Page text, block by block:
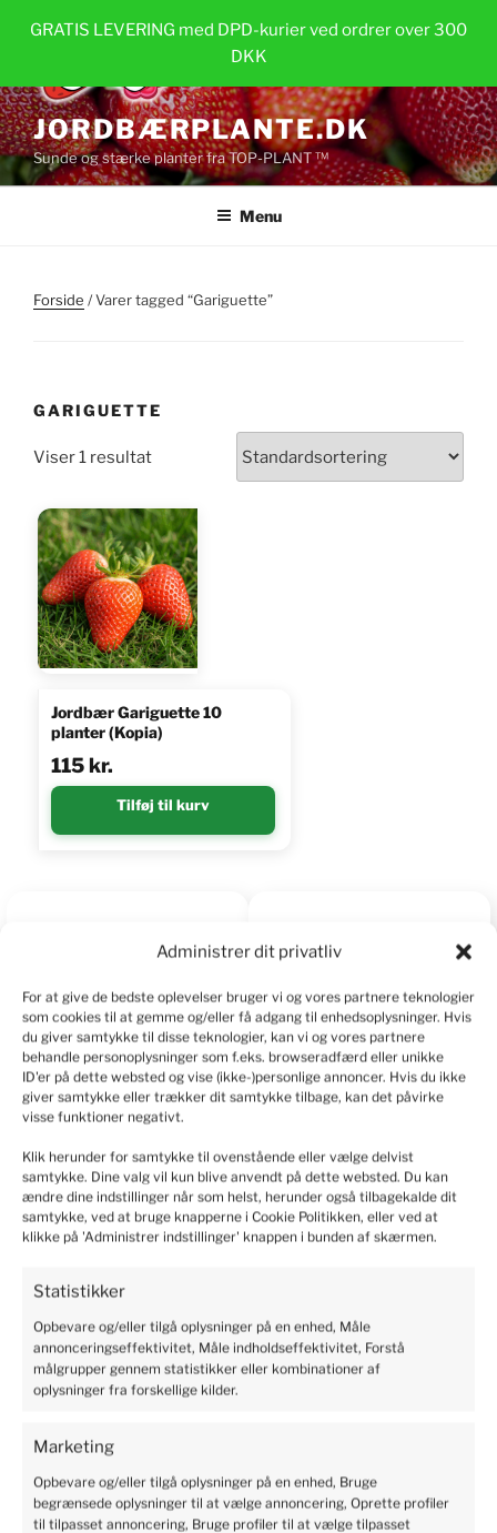
Administrer dit privatliv
For at give de bedste oplevelser bruger vi og vores partnere teknologier
som cookies til at gemme og/eller få adgang til enhedsoplysninger. Hvis
du giver samtykke til disse teknologier, kan vi og vores partnere
behandle personoplysninger som f.eks. browseradfærd eller unikke
ID'er på dette websted og vise (ikke-)personlige annoncer. Hvis du ikke
giver samtykke eller trækker dit samtykke tilbage, kan det påvirke
visse funktioner negativt.
Klik herunder for samtykke til ovenstående eller vælge delvist
samtykke. Dine valg vil kun blive anvendt på dette websted. Du kan
ændre dine indstillinger når som helst, herunder også tilbagekalde dit
samtykke, ved at bruge knapperne i Cookie Politikken, eller ved at
klikke på 'Administrer indstillinger' knappen i bunden af skærmen.
Statistikker
Opbevare og/eller tilgå oplysninger på en enhed, Måle
annonceringseffektivitet, Måle indholdseffektivitet, Forstå
målgrupper gennem statistikker eller kombinationer af
oplysninger fra forskellige kilder.
Marketing
Opbevare og/eller tilgå oplysninger på en enhed, Bruge
begrænsede oplysninger til at vælge annoncering, Oprette profiler
til tilpasset annoncering, Bruge profiler til at vælge tilpasset
GRATIS LEVERING med DPD-kurier ved ordrer over 300
DKK
JORDBÆRPLANTE.DK
Sunde og stærke planter fra TOP-PLANT ™
Menu
Forside / Varer tagged “Gariguette”
GARIGUETTE
Viser 1 resultat
Jordbær Gariguette 10
planter (Kopia)
115kr.
Tilføj til kurv
4.9
5998customer's reviews
from all time
collected and verified by
3 1%
2
1
Customers reviews
Marianne
5
2024-06-10